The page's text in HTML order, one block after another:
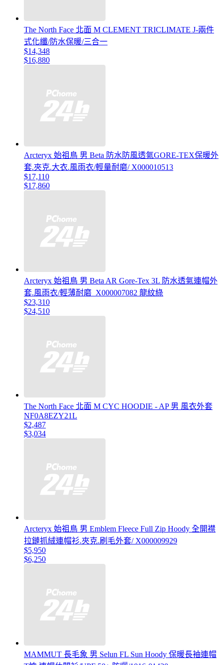
The North Face 北面 M CLEMENT TRICLIMATE J-兩件
式化纖/防水保暖/三合一
$14,348
$16,880
Arcteryx 始祖鳥 男 Beta 防水防風透氣GORE-TEX保暖外
套.夾克.大衣.風雨衣/輕量耐磨/ X000010513
$17,110
$17,860
Arcteryx 始祖鳥 男 Beta AR Gore-Tex 3L 防水透氣連帽外
套.風雨衣/輕薄耐磨_X000007082 龍紋綠
$23,310
$24,510
The North Face 北面 M CYC HOODIE - AP 男 風衣外套
NF0A8EZY21L
$2,487
$3,034
Arcteryx 始祖鳥 男 Emblem Fleece Full Zip Hoody 全開襟
拉鏈抓絨連帽衫.夾克.刷毛外套/ X000009929
$5,950
$6,250
MAMMUT 長毛象 男 Selun FL Sun Hoody 保暖長袖連帽